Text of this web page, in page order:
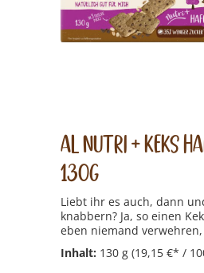
AL Nutri + Keks
130g
Liebt ihr es auch, dann
knabbern? Ja, so einen
eben niemand
wir auch genauso gerne
naschen, haben wir schon
Inhalt: 130 g (19,15 €* /